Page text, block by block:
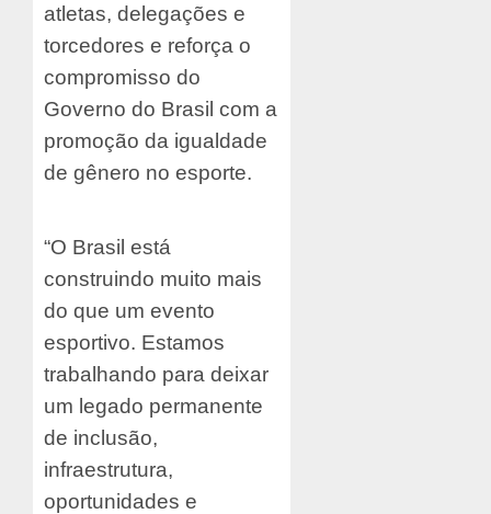
atletas, delegações e
torcedores e reforça o
compromisso do
Governo do Brasil com a
promoção da igualdade
de gênero no esporte.
“O Brasil está
construindo muito mais
do que um evento
esportivo. Estamos
trabalhando para deixar
um legado permanente
de inclusão,
infraestrutura,
oportunidades e